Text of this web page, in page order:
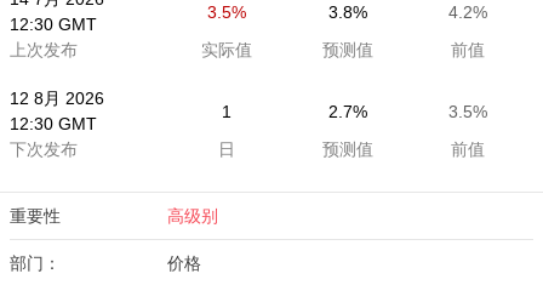
12:30 GMT
3.5% 3.8%
4.2%
上次发布
实际值 预测值 前值
12 8月 2026
12:30 GMT
1 2.7%
3.5%
下次发布
日 预测值 前值
重要性 高级别
部门： 价格